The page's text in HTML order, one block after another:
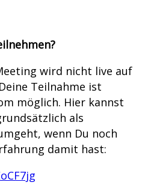
wird nicht live auf
Teilnahme ist
möglich. Hier kannst
als
wenn Du noch
damit hast: